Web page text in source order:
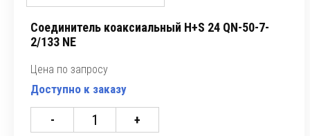
Соединитель коаксиальный H+S 24 QN-50-7-
2/133 NE
Цена по запросу
Доступно к заказу
- +